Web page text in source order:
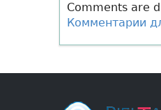
Comments are
Комментарии